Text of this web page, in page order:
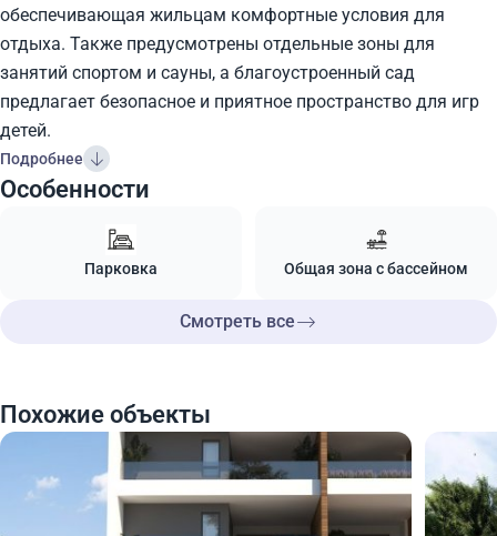
обеспечивающая жильцам комфортные условия для
отдыха. Также предусмотрены отдельные зоны для
занятий спортом и сауны, а благоустроенный сад
предлагает безопасное и приятное пространство для игр
детей.
Подробнее
Особенности
Парковка Общая зона с бассейном
Смотреть все
Похожие объекты